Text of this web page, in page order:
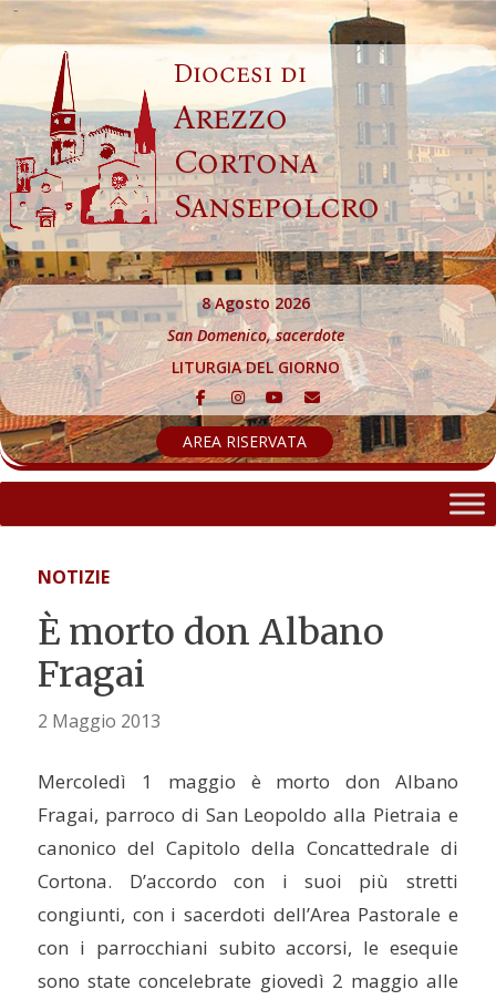
Skip
to
content
Diocesi di
Arezzo
Cortona
Sansepolcro
8 Agosto 2026
San Domenico, sacerdote
LITURGIA DEL GIORNO
AREA RISERVATA
NOTIZIE
È morto don Albano
Fragai
2 Maggio 2013
Mercoledì 1 maggio è morto don Albano
Fragai, parroco di San Leopoldo alla Pietraia e
canonico del Capitolo della Concattedrale di
Cortona. D’accordo con i suoi più stretti
congiunti, con i sacerdoti dell’Area Pastorale e
con i parrocchiani subito accorsi, le esequie
sono state concelebrate giovedì 2 maggio alle